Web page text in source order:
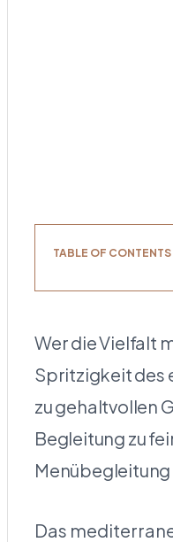
TABLE OF CONTENTS
Wer die Vielfalt
Spritzigkeit des
zu gehaltvollen
Begleitung zu
Menübegleitung
Das